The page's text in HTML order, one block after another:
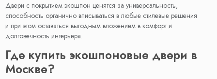
Двери с покрытием экошпон ценятся за универсальность,
способность органично вписываться в любые стилевые решения
и при этом оставаться выгодным вложением в комфорт и
долговечность интерьера.
Где купить экошпоновые двери в
Москве?